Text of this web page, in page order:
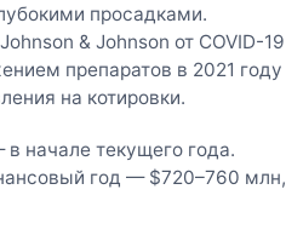
просадками.
& Johnson от COVID-19
препаратов в 2021 году
на котировки.
начале текущего года.
год — $720–760 млн,